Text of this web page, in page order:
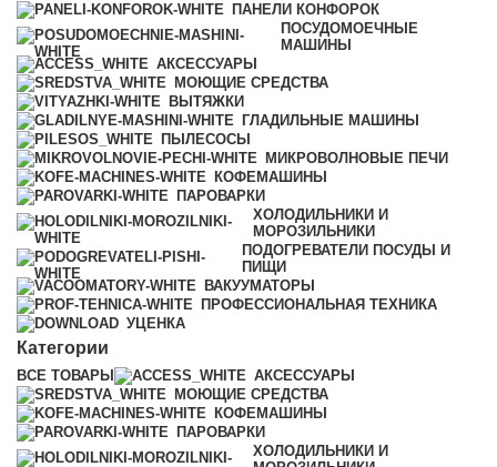
ПАНЕЛИ КОНФОРОК
ПОСУДОМОЕЧНЫЕ
МАШИНЫ
АКСЕССУАРЫ
МОЮЩИЕ СРЕДСТВА
ВЫТЯЖКИ
ГЛАДИЛЬНЫЕ МАШИНЫ
ПЫЛЕСОСЫ
МИКРОВОЛНОВЫЕ ПЕЧИ
КОФЕМАШИНЫ
ПАРОВАРКИ
ХОЛОДИЛЬНИКИ И
МОРОЗИЛЬНИКИ
ПОДОГРЕВАТЕЛИ ПОСУДЫ И
ПИЩИ
ВАКУУМАТОРЫ
ПРОФЕССИОНАЛЬНАЯ ТЕХНИКА
УЦЕНКА
Категории
ВСЕ ТОВАРЫ
АКСЕССУАРЫ
МОЮЩИЕ СРЕДСТВА
КОФЕМАШИНЫ
ПАРОВАРКИ
ХОЛОДИЛЬНИКИ И